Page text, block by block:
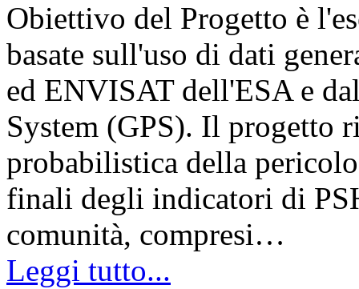
Obiettivo del Progetto è
basate sull'uso di dati
ed ENVISAT dell'ESA e
System (GPS). Il progetto
probabilistica della
finali degli indicatori di
comunità, compresi…
Leggi tutto...